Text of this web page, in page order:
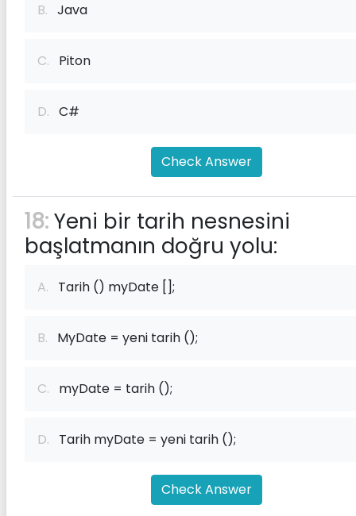
B. Java
C. Piton
D. C#
Check Answer
18:Yeni bir tarih nesnesini
başlatmanın doğru yolu:
A. Tarih () myDate [];
B. MyDate = yeni tarih ();
C. myDate = tarih ();
D. Tarih myDate = yeni tarih ();
Check Answer